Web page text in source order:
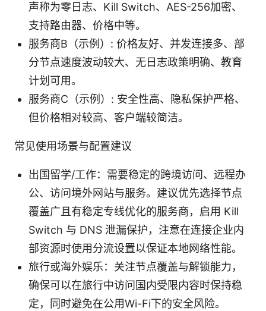
声称为零日志、Kill Switch、AES-256加密、
支持路由器、价格中等。
服务商B（示例）: 价格友好、并发连接多、部
分节点速度波动较大、无日志政策明确、教育
计划可用。
服务商C（示例）: 安全性高、隐私保护严格、
但价格相对较高、客户端较简洁。
常见使用场景与配置建议
出国留学/工作：需要稳定的跨境访问、远程办
公、访问境外网站与服务。建议优先选择节点
覆盖广且有稳定专线优化的服务商，启用 Kill
Switch 与 DNS 泄漏保护，注意在连接企业内
部资源时使用分流设置以保证本地网络性能。
旅行或海外娱乐：关注节点覆盖与解锁能力，
确保可以在旅行中访问国内受限内容时保持稳
定，同时避免在公用Wi-Fi下的安全风险。